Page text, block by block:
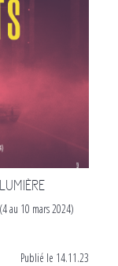
au 10 mars 2024)
Publié le 14.11.23